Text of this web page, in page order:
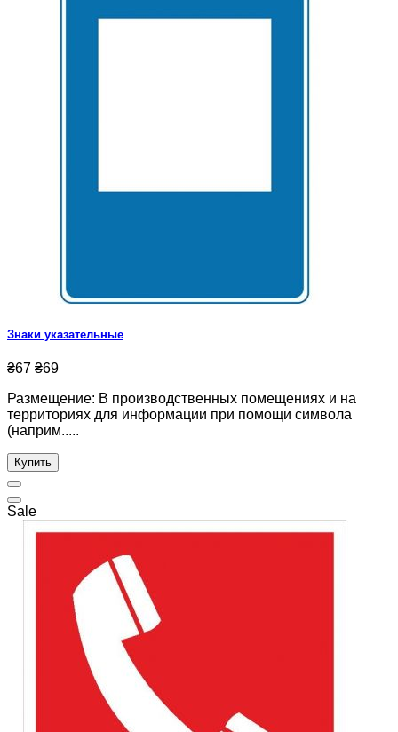
Знаки указательные
₴67 ₴69
Размещение: В производственных помещениях и на
территориях для информации при помощи символа
(наприм.....
Купить
Sale